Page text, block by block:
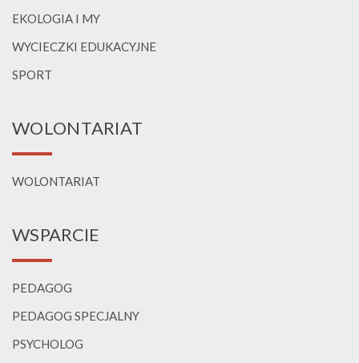
EKOLOGIA I MY
WYCIECZKI EDUKACYJNE
SPORT
WOLONTARIAT
WOLONTARIAT
WSPARCIE
PEDAGOG
PEDAGOG SPECJALNY
PSYCHOLOG